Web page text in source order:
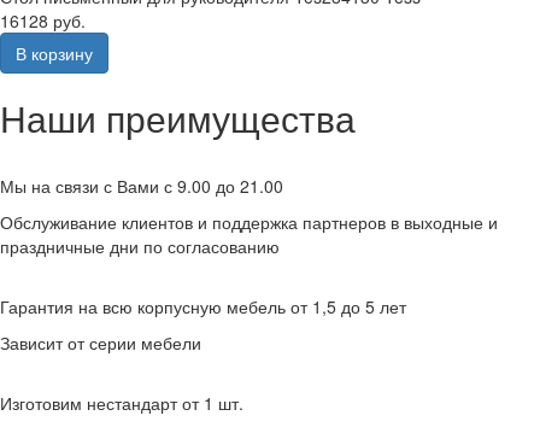
16128 руб.
В корзину
Наши преимущества
Мы на связи с Вами с 9.00 до 21.00
Обслуживание клиентов и поддержка партнеров в выходные и
праздничные дни по согласованию
Гарантия на всю корпусную мебель от 1,5 до 5 лет
Зависит от серии мебели
Изготовим нестандарт от 1 шт.